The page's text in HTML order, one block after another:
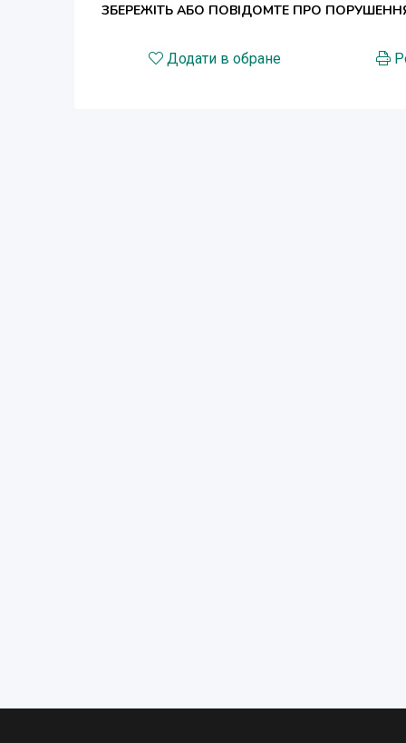
ЗБЕРЕЖІТЬ АБО ПОВІДОМТЕ ПРО
Додати в обране